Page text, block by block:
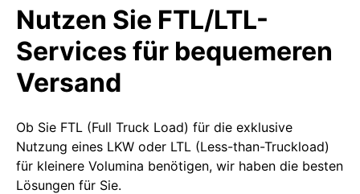
Nutzen Sie FTL/LTL-
Services für bequemeren
Versand
Ob Sie FTL (Full Truck Load) für die exklusive
Nutzung eines LKW oder LTL (Less-than-Truckload)
für kleinere Volumina benötigen, wir haben die besten
Lösungen für Sie.